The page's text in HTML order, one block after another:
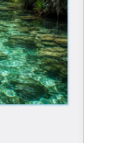
tu
un